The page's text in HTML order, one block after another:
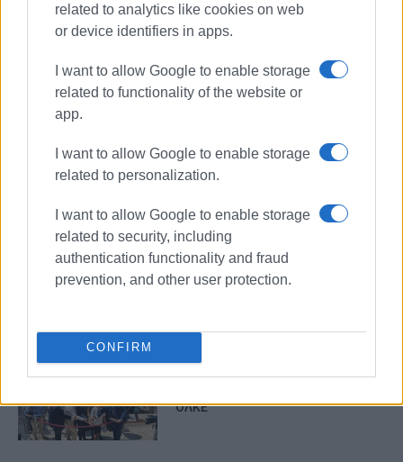
related to analytics like cookies on web
or device identifiers in apps.
I want to allow Google to enable storage
related to functionality of the website or
app.
I want to allow Google to enable storage
related to personalization.
I want to allow Google to enable storage
related to security, including
authentication functionality and fraud
prevention, and other user protection.
CONFIRM
ΑΓΩΝΕΣ ΙΣΤΙΟΠΌΪΑ
Εγκαινιάστηκε ο νέος Επιβατικός
Σταθμός στον Γάιο Παξών –
ΟΛΚΕ